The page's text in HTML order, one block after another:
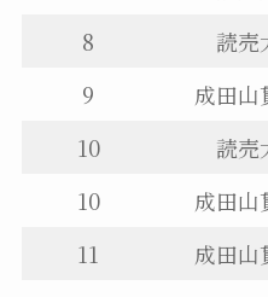
8
読売
9
成田山
10
読売
10
成田山
11
成田山